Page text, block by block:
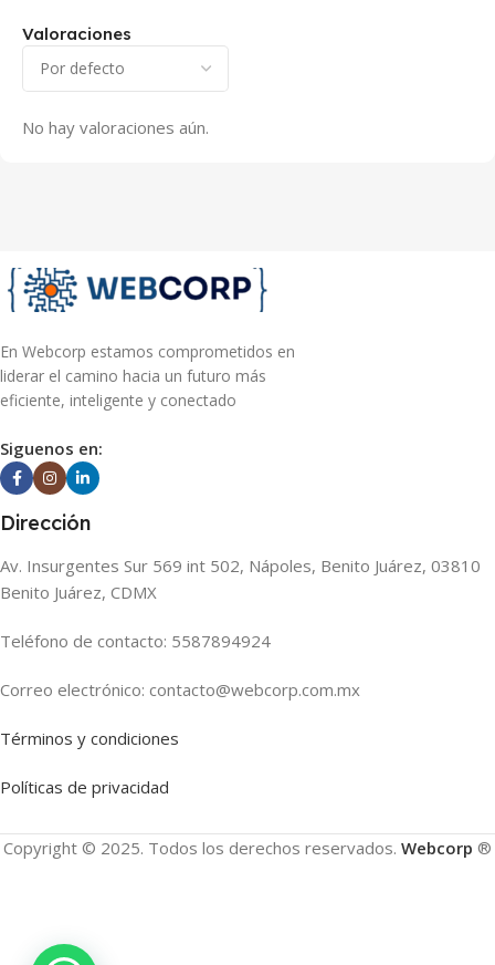
Valoraciones
No hay valoraciones aún.
En Webcorp estamos comprometidos en
liderar el camino hacia un futuro más
eficiente, inteligente y conectado
Siguenos en:
Dirección
Av. Insurgentes Sur 569 int 502, Nápoles, Benito Juárez, 03810
Benito Juárez, CDMX
Teléfono de contacto: 5587894924
Correo electrónico: contacto@webcorp.com.mx
Términos y condiciones
Políticas de privacidad
Copyright © 2025. Todos los derechos reservados. Webcorp ®